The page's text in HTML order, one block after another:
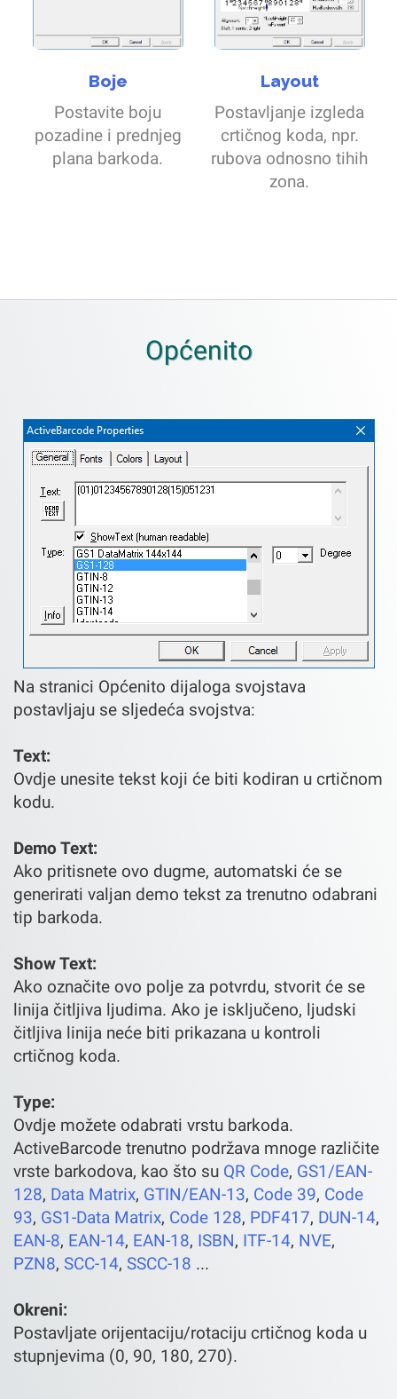
Boje
Postavite boju
pozadine i prednjeg
plana barkoda.
Layout
Postavljanje izgleda
crtičnog koda, npr.
rubova odnosno tihih
zona.
Općenito
Na stranici Općenito dijaloga svojstava
postavljaju se sljedeća svojstva:
Text:
Ovdje unesite tekst koji će biti kodiran u crtičnom
kodu.
Demo Text:
Ako pritisnete ovo dugme, automatski će se
generirati valjan demo tekst za trenutno odabrani
tip barkoda.
Show Text:
Ako označite ovo polje za potvrdu, stvorit će se
linija čitljiva ljudima. Ako je isključeno, ljudski
čitljiva linija neće biti prikazana u kontroli
crtičnog koda.
Type:
Ovdje možete odabrati vrstu barkoda.
ActiveBarcode trenutno podržava mnoge različite
vrste barkodova, kao što su QR Code, GS1/EAN-
128, Data Matrix, GTIN/EAN-13, Code 39, Code
93, GS1-Data Matrix, Code 128, PDF417, DUN-14,
EAN-8, EAN-14, EAN-18, ISBN, ITF-14, NVE,
PZN8, SCC-14, SSCC-18 ...
Okreni:
Postavljate orijentaciju/rotaciju crtičnog koda u
stupnjevima (0, 90, 180, 270).